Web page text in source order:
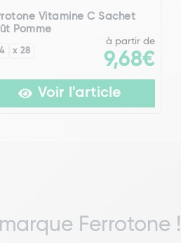
Vitamine C Sachet
Pomme
x 28
à partir de
9,68€
Voir l'article
Ferrotone !